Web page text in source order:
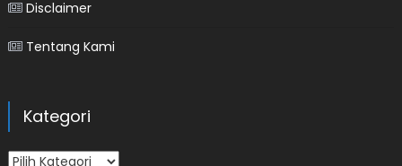
Disclaimer
Tentang Kami
Kategori
Kategori